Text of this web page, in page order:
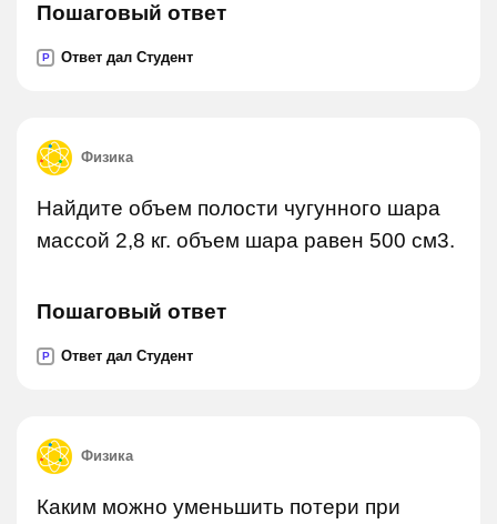
Пошаговый ответ
P Ответ дал Студент
Физика
Найдите объем полости чугунного шара
массой 2,8 кг. объем шара равен 500 см3.
Пошаговый ответ
P Ответ дал Студент
Физика
Каким можно уменьшить потери при